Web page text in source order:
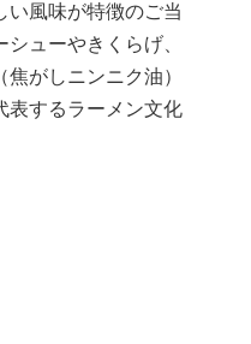
い風味が特徴のご当
ューやきくらげ、
がしニンニク油）
表するラーメン文化